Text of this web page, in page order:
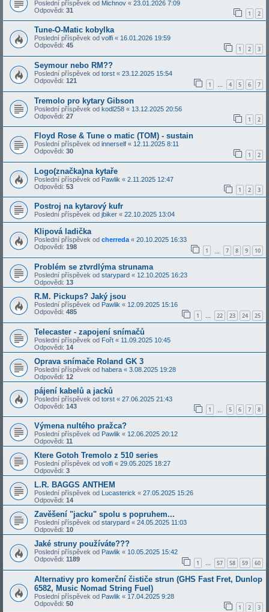
Poslední příspěvek od Michnov « 23.01.2026 7:09
Odpovědi: 31 1 2
Tune-O-Matic kobylka
Poslední příspěvek od volfi « 16.01.2026 19:59
Odpovědi: 45 1 2 3
Seymour nebo RM??
Poslední příspěvek od torst « 23.12.2025 15:54
Odpovědi: 121 1 4 5 6 7
Tremolo pro kytary Gibson
Poslední příspěvek od kodl258 « 13.12.2025 20:56
Odpovědi: 27 1 2
Floyd Rose & Tune o matic (TOM) - sustain
Poslední příspěvek od innerself « 12.11.2025 8:11
Odpovědi: 30 1 2
Logo(značka)na kytaře
Poslední příspěvek od Pawlik « 2.11.2025 12:47
Odpovědi: 53 1 2 3
Postroj na kytarový kufr
Poslední příspěvek od jbiker « 22.10.2025 13:04
Klipová ladička
Poslední příspěvek od cherreda« 20.10.2025 16:33
Odpovědi: 198 1 7 8 9 10
Problém se ztvrdlýma strunama
Poslední příspěvek od starypard « 12.10.2025 16:23
Odpovědi: 13
R.M. Pickups? Jaký jsou
Poslední příspěvek od Pawlik « 12.09.2025 15:16
Odpovědi: 485 1 … 22 23 24 25
Telecaster - zapojení snímačů
Poslední příspěvek od Fořt « 11.09.2025 10:45
Odpovědi: 14
Oprava snímače Roland GK 3
Poslední příspěvek od habera « 3.08.2025 19:28
Odpovědi: 12
pájení kabelů a jacků
Poslední příspěvek od torst « 27.06.2025 21:43
Odpovědi: 143 1 5 6 7 8
Výmena nultého pražca?
Poslední příspěvek od Pawlik « 12.06.2025 20:12
Odpovědi: 11
Ktere Gotoh Tremolo z 510 series
Poslední příspěvek od volfi « 29.05.2025 18:27
Odpovědi: 3
L.R. BAGGS ANTHEM
Poslední příspěvek od Lucasterick « 27.05.2025 15:26
Odpovědi: 14
Zavěšení "jacku" spolu s popruhem...
Poslední příspěvek od starypard « 24.05.2025 11:03
Odpovědi: 10
Jaké struny používáte???
Poslední příspěvek od Pawlik « 10.05.2025 15:42
Odpovědi: 1189 1 … 57 58 59 60
Alternativy pro komerční čističe strun (GHS Fast Fret, Dunlop
6582, Music Nomad String Fuel)
Poslední příspěvek od Pawlik « 17.04.2025 9:28
Odpovědi: 50 1 2 3